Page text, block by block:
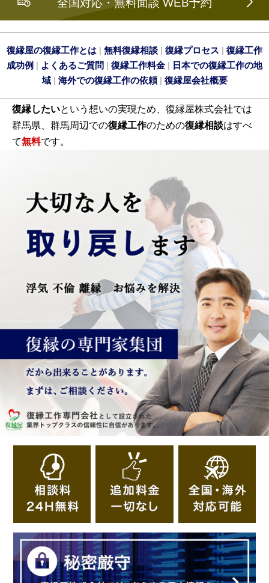
復縁屋の復縁工作とは | 無料復縁相談 | 復縁プロセス | 復縁工作
成功例 | よくあるご質問 | 復縁工作料金 | 日本での復縁工作の地
域| 海外での復縁工作の依頼| 復縁屋会社概要
復縁したいという想いの実現ため、復縁屋株式会社では
群馬県、群馬周辺での復縁工作のための復縁相談はすべ
て無料です。